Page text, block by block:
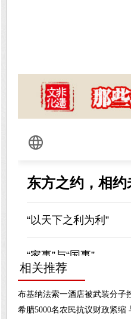
相关推荐
布基纳法索一酒店被武装分子
希腊5000名农民抗议财政紧缩